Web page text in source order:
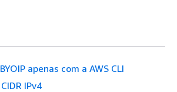
BYOIP apenas com a AWS CLI
CIDR IPv4